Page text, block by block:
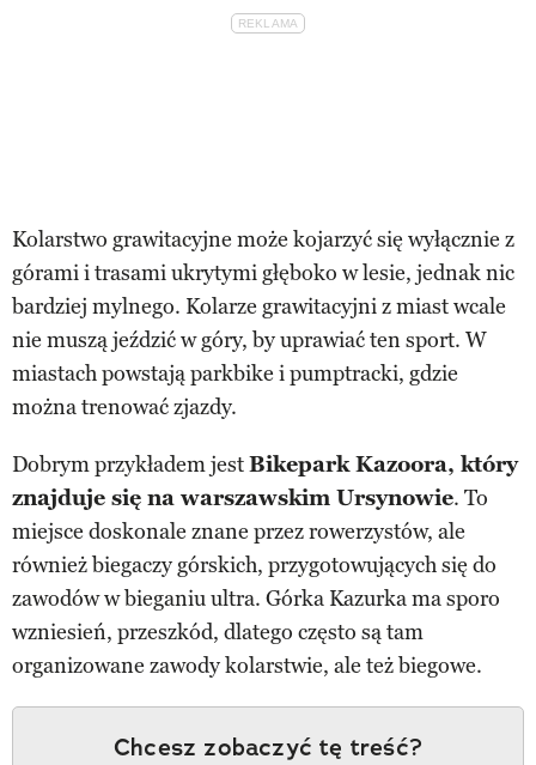
Kolarstwo grawitacyjne może kojarzyć się wyłącznie z
górami i trasami ukrytymi głęboko w lesie, jednak nic
bardziej mylnego. Kolarze grawitacyjni z miast wcale
nie muszą jeździć w góry, by uprawiać ten sport. W
miastach powstają parkbike i pumptracki, gdzie
można trenować zjazdy.
Dobrym przykładem jestBikepark Kazoora, który
znajduje się na warszawskim Ursynowie. To
miejsce doskonale znane przez rowerzystów, ale
również biegaczy górskich, przygotowujących się do
zawodów w bieganiu ultra. Górka Kazurka ma sporo
wzniesień, przeszkód, dlatego często są tam
organizowane zawody kolarstwie, ale też biegowe.
Chcesz zobaczyć tę treść?